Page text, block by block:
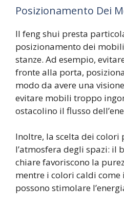
Posizionamento Dei
Il feng shui presta
posizionamento dei
stanze. Ad esempio,
fronte alla porta,
modo da avere una
evitare mobili troppo
ostacolino il flusso
Inoltre, la scelta dei colori
l’atmosfera degli spazi: il
chiare favoriscono la
mentre i colori caldi come
possono stimolare